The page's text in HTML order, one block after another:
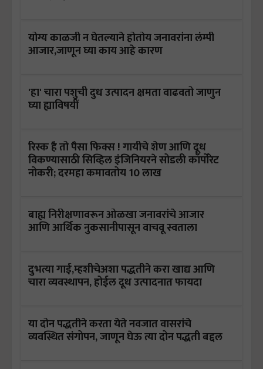
योग्य काळजी न घेतल्याने होतोय जनावरांना लंम्पी
आजार,जाणून घ्या काय आहे कारण
'हा' चारा पशुची दुध उत्पादन क्षमता वाढवतो जाणुन
घ्या ह्याविषयीं
रिस्क है तो पैसा फिक्स ! गायीचे शेण आणि दूध
विकण्यासाठी सिव्हिल इंजिनियरने सोडली कॉर्पोरेट
नोकरी; दरमहा कमावतोय 10 लाख
बाह्य निरीक्षणावरून ओळखा जनावरांचे आजार
आणि आर्थिक नुकसानीपासून वाचवू स्वताला
दुभत्या गाई,म्हशीचेअशा पद्धतीने करा खाद्य आणि
चारा व्यवस्थापन, होईल दूध उत्पादनात फायदा
या दोन पद्धतीने करता येते नवजात वासरांचे
व्यवस्थित संगोपन, जाणून घेऊ त्या दोन पद्धती बद्दल